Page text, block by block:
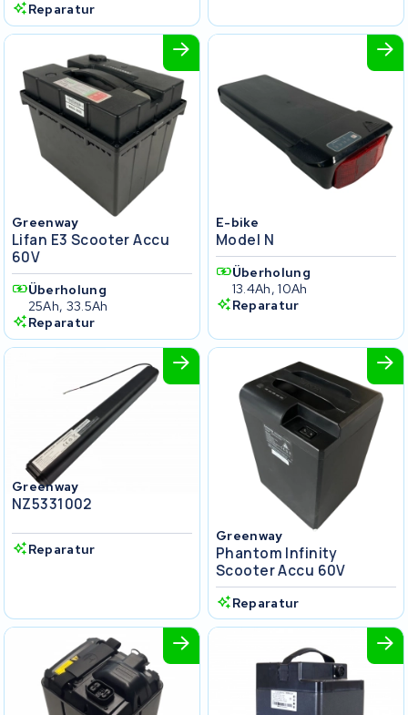
Reparatur
Greenway
Lifan E3 Scooter Accu
60V
Überholung
25Ah, 33.5Ah
Reparatur
E-bike
Model N
Überholung
13.4Ah, 10Ah
Reparatur
Greenway
NZ5331002
Reparatur
Greenway
Phantom Infinity
Scooter Accu 60V
Reparatur